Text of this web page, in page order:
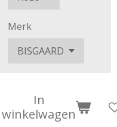
Merk
In
winkelwagen